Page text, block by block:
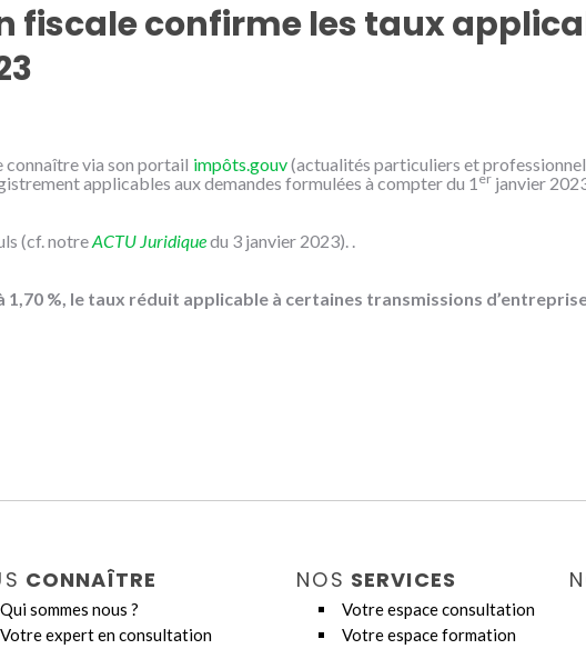
fiscale confirme les taux
connaître via son portail impôts.gouv(actualités particuliers et
applicables aux demandes formulées à compter du 1 er janvier
(cf. notreACTU Juridiquedu 3 janvier 2023). .
1,70 %, le taux réduit applicable à certaines transmissions
CONNAÎTRE
Qui sommes nous ?
Votre expert en consultation
NOS SERVICES
Votre espace consultation
Votre espace formation